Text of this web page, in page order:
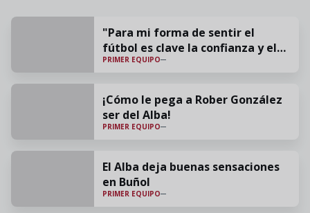
"Para mi forma de sentir el
fútbol es clave la confianza y el
cariño"
PRIMER EQUIPO
¡Cómo le pega a Rober González
ser del Alba!
PRIMER EQUIPO
El Alba deja buenas sensaciones
en Buñol
PRIMER EQUIPO